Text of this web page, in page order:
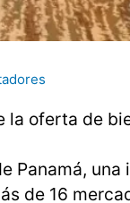
la oferta de
Panamá,
de 16